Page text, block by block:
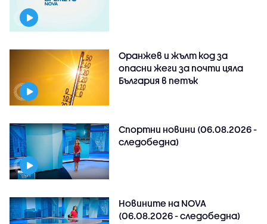
Оранжев и жълт код за
опасни жеги за почти цяла
България в петък
Спортни новини (06.08.2026 -
следобедна)
Новините на NOVA
(06.08.2026 - следобедна)